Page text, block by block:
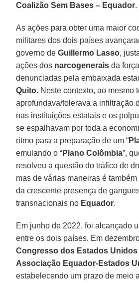
Coalizão Sem Bases – Equador.
As ações para obter uma maior
militares dos dois países
governo deGuillermo Lasso,
ações dos narcogenerais da
denunciadas pela embaixada
Quito. Neste contexto, ao mesmo
aprofundava/tolerava a infiltração
nas instituições estatais e os
se espalhavam por toda a
ritmo para a preparação de um “
emulando o “Plano Colômbia”,
resolveu a questão do tráfico de
mas de várias maneiras é
da crescente presença de
transnacionais no Equador.
Em junho de 2022, foi alcançado
entre os dois países. Em
Congresso dos Estados Unidos
Associação Equador-Estados
estabelecendo um prazo de meio